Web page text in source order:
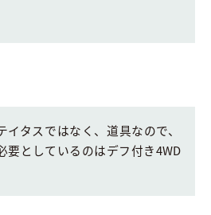
イタスではなく、道具なので、
要としているのはデフ付き4WD